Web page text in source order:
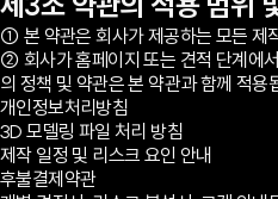
① 본 약관은 회사가 제공하는 모든 제
② 회사가 홈페이지 또는 견적 단계에
의 정책 및 약관은 본 약관과 함께 적용
개인정보처리방침
3D 모델링 파일 처리 방침
제작 일정 및 리스크 요인 안내
후불결제약관